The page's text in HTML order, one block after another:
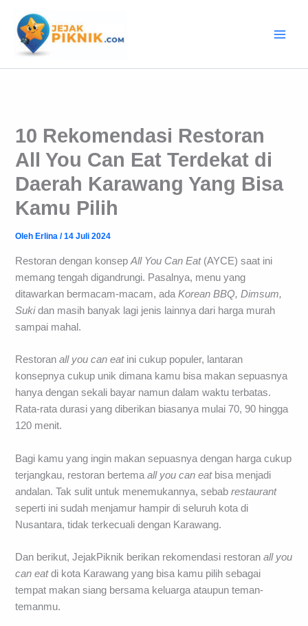
konten
10 Rekomendasi Restoran
All You Can Eat Terdekat di
Daerah Karawang Yang Bisa
Kamu Pilih
Oleh Erlina/14 Juli 2024
Restoran dengan konsepAll You Can Eat(AYCE) saat ini
memang tengah digandrungi. Pasalnya, menu yang
ditawarkan bermacam-macam, adaKorean BBQ, Dimsum,
Sukidan masih banyak lagi jenis lainnya dari harga murah
sampai mahal.
Restoranall you can eatini cukup populer, lantaran
konsepnya cukup unik dimana kamu bisa makan sepuasnya
hanya dengan sekali bayar namun dalam waktu terbatas.
Rata-rata durasi yang diberikan biasanya mulai 70, 90 hingga
120 menit.
Bagi kamu yang ingin makan sepuasnya dengan harga cukup
terjangkau, restoran bertemaall you can eatbisa menjadi
andalan. Tak sulit untuk menemukannya, sebabrestaurant
seperti ini sudah menjamur hampir di seluruh kota di
Nusantara, tidak terkecuali dengan Karawang.
Dan berikut, JejakPiknik berikan rekomendasi restoranall you
can eatdi kota Karawang yang bisa kamu pilih sebagai
tempat makan siang bersama keluarga ataupun teman-
temanmu.